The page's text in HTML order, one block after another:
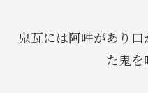
鬼瓦には阿吽があり
た鬼を